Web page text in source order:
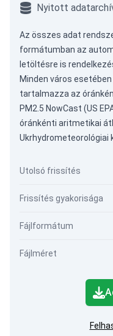
Nyitott
Az összes adat
formátumban az
letöltésre is
Minden város
tartalmazza az
PM2.5 NowCast (US
óránkénti aritmetikai
Ukrhydrometeorológiai
Utolsó frissítés
Frissítés gyakorisága
Fájlformátum
Fájlméret